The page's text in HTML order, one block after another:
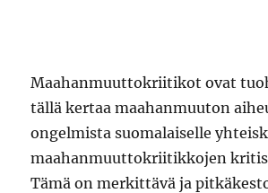
Maahanmuuttokriitikot ovat
tällä kertaa maahanmuuton
ongelmista suomalaiselle
maahanmuuttokriitikkojen
Tämä on merkittävä ja